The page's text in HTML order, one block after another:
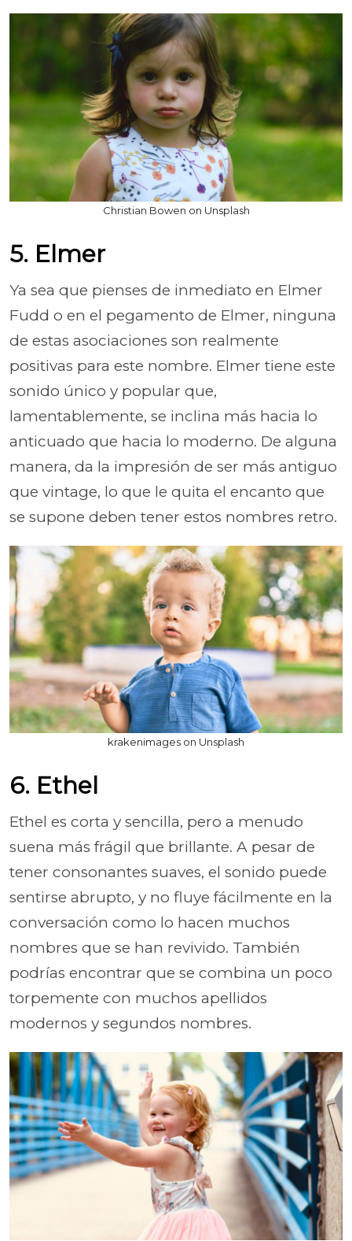
Christian Bowen on Unsplash
5. Elmer
Ya sea que pienses de inmediato en Elmer
Fudd o en el pegamento de Elmer, ninguna
de estas asociaciones son realmente
positivas para este nombre. Elmer tiene este
sonido único y popular que,
lamentablemente, se inclina más hacia lo
anticuado que hacia lo moderno. De alguna
manera, da la impresión de ser más antiguo
que vintage, lo que le quita el encanto que
se supone deben tener estos nombres retro.
krakenimages on Unsplash
6. Ethel
Ethel es corta y sencilla, pero a menudo
suena más frágil que brillante. A pesar de
tener consonantes suaves, el sonido puede
sentirse abrupto, y no fluye fácilmente en la
conversación como lo hacen muchos
nombres que se han revivido. También
podrías encontrar que se combina un poco
torpemente con muchos apellidos
modernos y segundos nombres.